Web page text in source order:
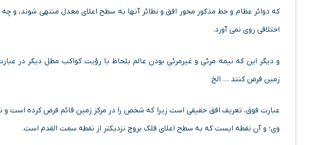
که دوائر عظام و خط مذکور محور افق و نظائر آنها به سطح اعلای معدل منتهی شوند، و
اختلافی روی نمی آورد.
و دیگر این که نیمه مرئی و غیرمرئی بودن عالم بلحاظ با رؤیت کواکب مطل دیگر در
زمین فرض کنند … الخ
عبارت فوق، تعریف افق حقیقی است زیرا که شخص را در مرکز زمین قائم فرض کرده
وی؛ و آن نقطه ایست که به سطح اعلای فلک بروج نزدیکتر از نقطه سمت القدم است.